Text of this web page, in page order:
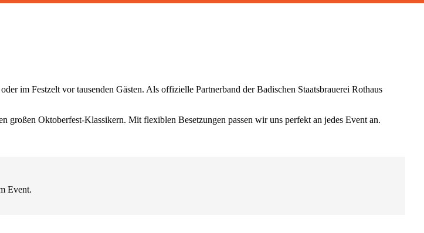
im Festzelt vor tausenden Gästen. Als offizielle Partnerband der Badischen Staatsbrauerei Rothaus
Oktoberfest-Klassikern. Mit flexiblen Besetzungen passen wir uns perfekt an jedes Event an.
Event.